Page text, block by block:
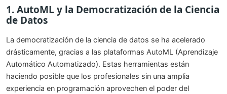
1. AutoML y la Democratización de la Ciencia
de Datos
La democratización de la ciencia de datos se ha acelerado
drásticamente, gracias a las plataformas AutoML (Aprendizaje
Automático Automatizado). Estas herramientas están
haciendo posible que los profesionales sin una amplia
experiencia en programación aprovechen el poder del